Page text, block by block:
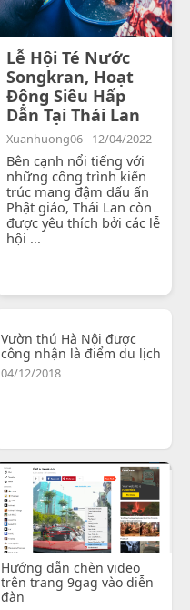
Lễ Hội Té Nước
Songkran, Hoạt
Động Siêu Hấp
Dẫn Tại Thái Lan
Xuanhuong06 - 12/04/2022
Bên cạnh nổi tiếng với
những công trình kiến
trúc mang đậm dấu ấn
Phật giáo, Thái Lan còn
được yêu thích bởi các lễ
hội ...
Vườn thú Hà Nội được
công nhận là điểm du lịch
04/12/2018
Hướng dẫn chèn video
trên trang 9gag vào diễn
đàn